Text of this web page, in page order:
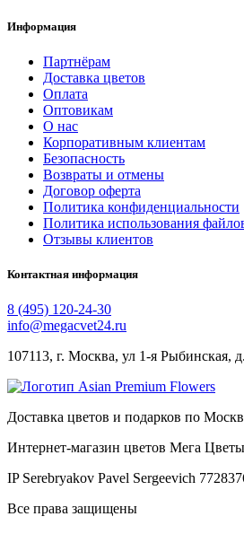
Информация
Партнёрам
Доставка цветов
Оплата
Оптовикам
О нас
Корпоративным клиентам
Безопасность
Возвраты и отмены
Договор оферта
Политика конфиденциальности
Политика использования
Отзывы клиентов
Контактная информация
8 (495) 120-24-30
info@megacvet24.ru
107113, г. Москва, ул 1-я Рыбинская,
Доставка цветов и подарков по
Интернет-магазин цветов Мега
IP Serebryakov Pavel Sergeevich
Все права защищены